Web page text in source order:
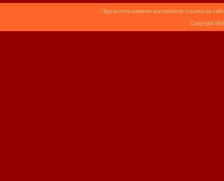
При использовании материалов ссылка на
Copyright